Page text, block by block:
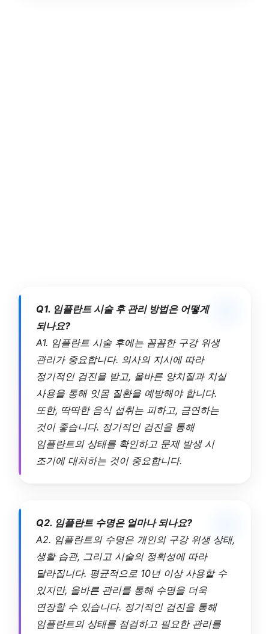
Q1. 임플란트 시술 후 관리 방법은 어떻게
되나요?
A1. 임플란트 시술 후에는 꼼꼼한 구강 위생
관리가 중요합니다. 의사의 지시에 따라
정기적인 검진을 받고, 올바른 양치질과 치실
사용을 통해 잇몸 질환을 예방해야 합니다.
또한, 딱딱한 음식 섭취는 피하고, 금연하는
것이 좋습니다. 정기적인 검진을 통해
임플란트의 상태를 확인하고 문제 발생 시
조기에 대처하는 것이 중요합니다.
Q2. 임플란트 수명은 얼마나 되나요?
A2. 임플란트의 수명은 개인의 구강 위생 상태,
생활 습관, 그리고 시술의 정확성에 따라
달라집니다. 평균적으로 10년 이상 사용할 수
있지만, 올바른 관리를 통해 수명을 더욱
연장할 수 있습니다. 정기적인 검진을 통해
임플란트의 상태를 점검하고 필요한 관리를